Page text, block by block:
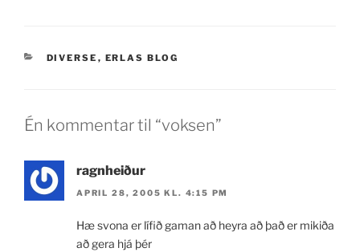
KATEGORIER
DIVERSE , ERLAS BLOG
Én kommentar til “voksen”
ragnheiður
APRIL 28, 2005 KL. 4:15 PM
Hæ svona er lí­fið gaman að heyra að það er mikiða
að gera hjá þér